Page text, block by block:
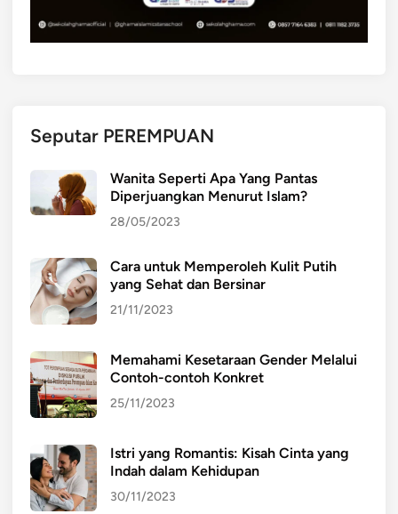
Seputar PEREMPUAN
Wanita Seperti Apa Yang Pantas
Diperjuangkan Menurut Islam?
28/05/2023
Cara untuk Memperoleh Kulit Putih
yang Sehat dan Bersinar
21/11/2023
Memahami Kesetaraan Gender Melalui
Contoh-contoh Konkret
25/11/2023
Istri yang Romantis: Kisah Cinta yang
Indah dalam Kehidupan
30/11/2023